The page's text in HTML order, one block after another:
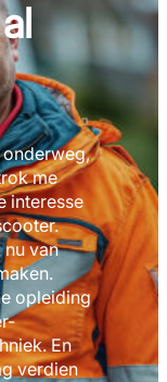
onderweg,
me
interesse
van
opleiding
En
verdien